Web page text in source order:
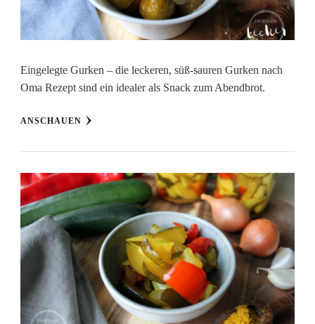
Eingelegte Gurken – die leckeren, süß-sauren Gurken nach
Oma Rezept sind ein idealer als Snack zum Abendbrot.
ANSCHAUEN